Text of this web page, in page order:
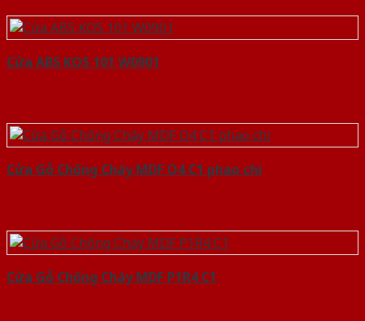
Cửa ABS KOS 101 W0901
Cửa Gỗ Chống Cháy MDF O4 C1 phao chi
Cửa Gỗ Chống Cháy MDF P1R4 C1